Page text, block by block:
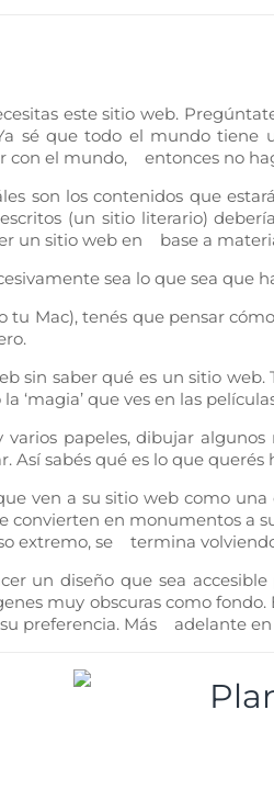
este sitio web.
sé que todo el mundo
con el mundo, entonces no
son los contenidos que
(un sitio literario)
un sitio web en base a
sea lo que sea que
Mac), tenés que pensar
saber qué es un sitio web.
‘magia’ que ves en las
papeles, dibujar
sabés qué es lo que querés
ven a su sitio web como
convierten en monumentos
extremo, se termina
un diseño que sea
muy obscuras como
preferencia. Más adelante